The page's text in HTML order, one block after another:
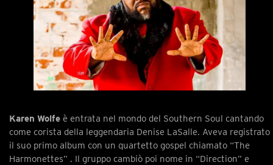
Karen Wolfe è entrata nel mondo del Southern Soul cantando
come corista della leggendaria Denise LaSalle. Aveva registrato
il suo primo album con un quartetto gospel chiamato “The
Harmonettes” . Il gruppo cambiò poi nome in “Direction” e